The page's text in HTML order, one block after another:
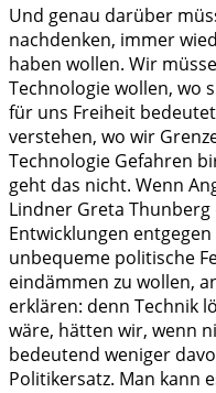
Und genau darüber
nachdenken, immer
haben wollen. Wir
Technologie wollen, wo
für uns Freiheit
verstehen, wo wir
Technologie Gefahren
geht das nicht. Wenn
Lindner Greta
Entwicklungen
unbequeme politische
eindämmen zu wollen,
erklären: denn Technik
wäre, hätten wir, wenn
bedeutend weniger
Politikersatz. Man kann